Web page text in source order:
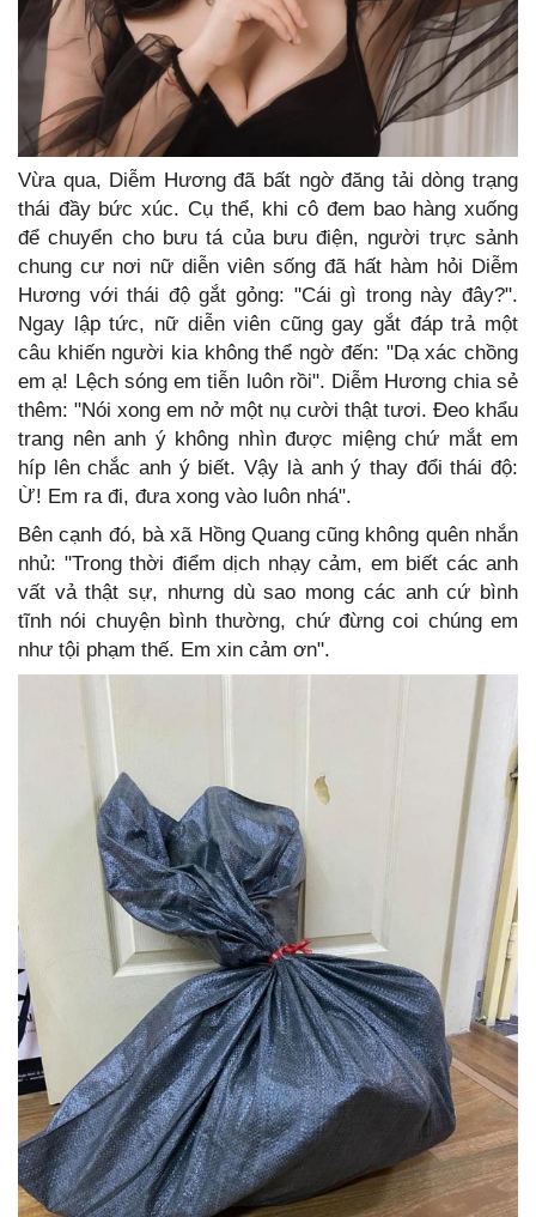
Vừa qua, Diễm Hương đã bất ngờ đăng tải dòng trạng
thái đầy bức xúc. Cụ thể, khi cô đem bao hàng xuống
để chuyển cho bưu tá của bưu điện, người trực sảnh
chung cư nơi nữ diễn viên sống đã hất hàm hỏi Diễm
Hương với thái độ gắt gỏng: "Cái gì trong này đây?".
Ngay lập tức, nữ diễn viên cũng gay gắt đáp trả một
câu khiến người kia không thể ngờ đến: "Dạ xác chồng
em ạ! Lệch sóng em tiễn luôn rồi". Diễm Hương chia sẻ
thêm: "Nói xong em nở một nụ cười thật tươi. Đeo khẩu
trang nên anh ý không nhìn được miệng chứ mắt em
híp lên chắc anh ý biết. Vậy là anh ý thay đổi thái độ:
Ừ! Em ra đi, đưa xong vào luôn nhá".
Bên cạnh đó, bà xã Hồng Quang cũng không quên nhắn
nhủ: "Trong thời điểm dịch nhạy cảm, em biết các anh
vất vả thật sự, nhưng dù sao mong các anh cứ bình
tĩnh nói chuyện bình thường, chứ đừng coi chúng em
như tội phạm thế. Em xin cảm ơn".